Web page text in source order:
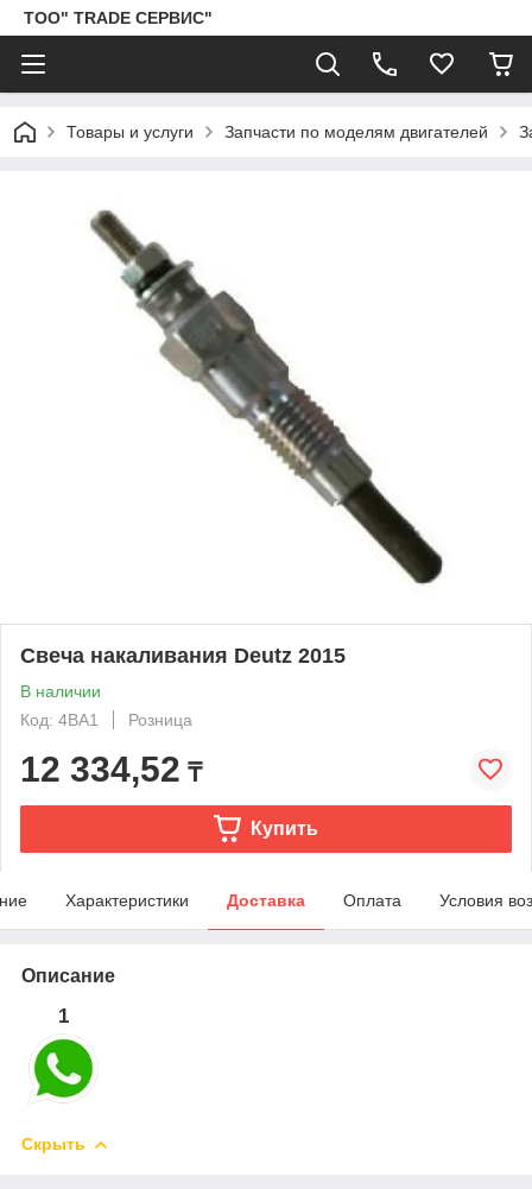
ТОО" TRADE СЕРВИС"
Товары и услуги Запчасти по моделям двигателей
Свеча накаливания Deutz 2015
В наличии
Код: 4BA1
Розница
12 334,52 ₸
Купить
Характеристики Доставка Оплата Условия
Описание
1
Скрыть